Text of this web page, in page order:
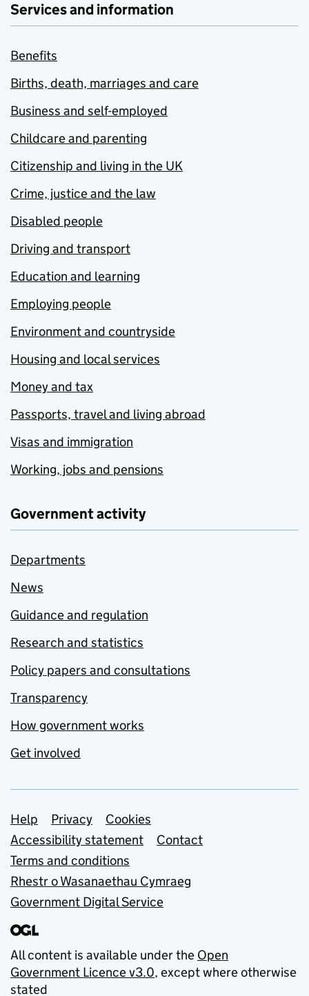
Services and information
Benefits
Births, death, marriages and care
Business and self-employed
Childcare and parenting
Citizenship and living in the UK
Crime, justice and the law
Disabled people
Driving and transport
Education and learning
Employing people
Environment and countryside
Housing and local services
Money and tax
Passports, travel and living abroad
Visas and immigration
Working, jobs and pensions
Government activity
Departments
News
Guidance and regulation
Research and statistics
Policy papers and consultations
Transparency
How government works
Get involved
Support links
Help Privacy
Cookies
Accessibility statement
Contact
Terms and conditions
Rhestr o Wasanaethau Cymraeg
Government Digital Service
All content is available under the Open
Government Licence v3.0, except where otherwise
stated